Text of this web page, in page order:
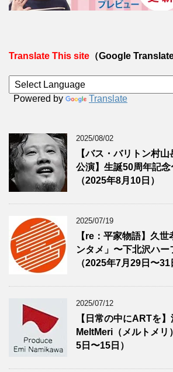
Translate This site （Google Translate
Powered by Translate
2025/08/02
【バス・バリトン村
公演】生誕50周年記
（2025年8月10日）
2025/07/19
【re：平家物語】久
ンタメ」〜下北沢ハ
（2025年7月29日〜31
2025/07/12
【日常の中にARTを
MeltMeri（メルトメリ
5日〜15日）